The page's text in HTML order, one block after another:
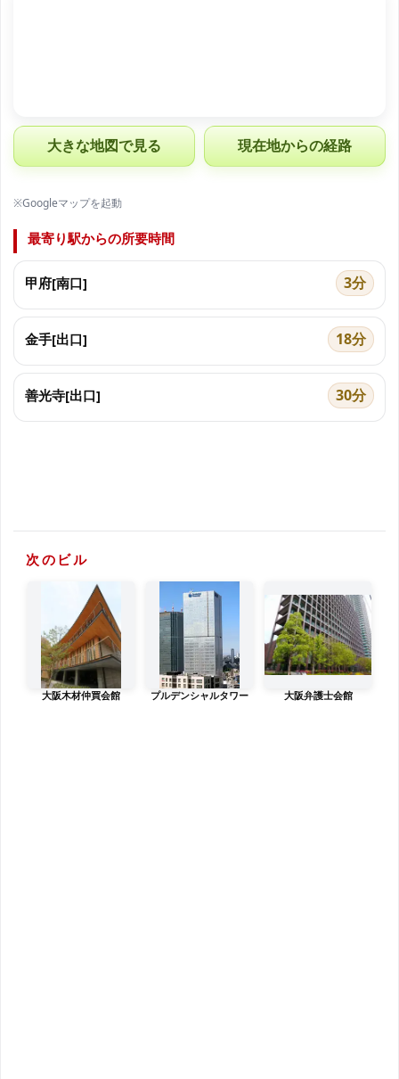
大きな地図で見る 現在地からの経路
※Googleマップを起動
最寄り駅からの所要時間
甲府[南口] 3分
金手[出口] 18分
善光寺[出口] 30分
次のビル
大阪木材仲買会館 プルデンシャルタワー 大阪弁護士会館